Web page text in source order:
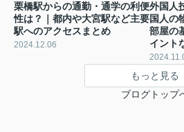
栗橋駅からの通勤・通学の利便
性は？｜都内や大宮駅など主要
駅へのアクセスまとめ
2024.12.06
外国人
国人の
部屋の
イント
もっと見る
ブログトップ